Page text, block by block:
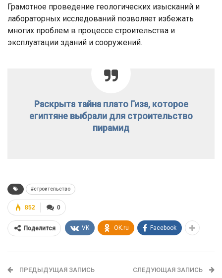
Грамотное проведение геологических изысканий и
лабораторных исследований позволяет избежать
многих проблем в процессе строительства и
эксплуатации зданий и сооружений.
Раскрыта тайна плато Гиза, которое
египтяне выбрали для строительство
пирамид
#строительство
0
852
Поделится VK OK.ru Facebook
ПРЕДЫДУЩАЯ ЗАПИСЬ СЛЕДУЮЩАЯ ЗАПИСЬ